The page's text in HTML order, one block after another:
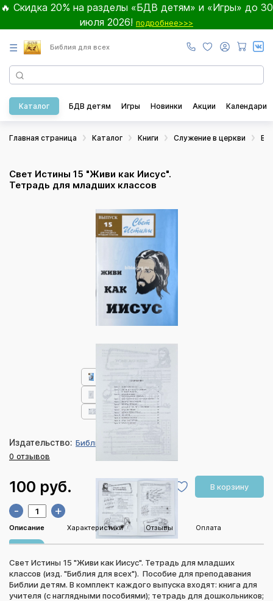
🔥 Скидка 20% на разделы «БДВ детям» и «Игры» до 30
июля 2026! подробнее>>>
☰ Библия для всех
Каталог БДВ детям Игры Новинки Акции Календари
Главная страница Каталог Книги Служение в церкви
Свет Истины 15 "Живи как Иисус".
Тетрадь для младших классов
Издательство: Библия для всех
0 отзывов
100 руб. В корзину
- +
Описание Характеристики Отзывы Оплата
Свет Истины 15 "Живи как Иисус". Тетрадь для младших
классов (изд. "Библия для всех"). Пособие для преподавания
Библии детям. В комплект каждого выпуска входят: книга для
учителя (с наглядными пособиями); тетрадь для дошкольников;